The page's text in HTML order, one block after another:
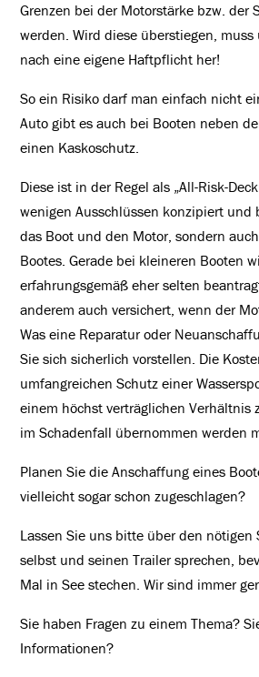
Grenzen bei der Motorstärke bzw. der
werden. Wird diese überstiegen,
nach eine eigene Haftpflicht her!
So ein Risiko darf man einfach nicht
Auto gibt es auch bei Booten neben
einen Kaskoschutz.
Diese ist in der Regel als „All-Risk-
wenigen Ausschlüssen konzipiert
das Boot und den Motor, sondern
Bootes. Gerade bei kleineren Booten
erfahrungsgemäß eher selten
anderem auch versichert, wenn der
Was eine Reparatur oder
Sie sich sicherlich vorstellen. Die
umfangreichen Schutz einer
einem höchst verträglichen Verhältnis
im Schadenfall übernommen werden
Planen Sie die Anschaffung eines
vielleicht sogar schon zugeschlagen?
Lassen Sie uns bitte über den nötigen
selbst und seinen Trailer sprechen,
Mal in See stechen. Wir sind immer
Sie haben Fragen zu einem Thema?
Informationen?